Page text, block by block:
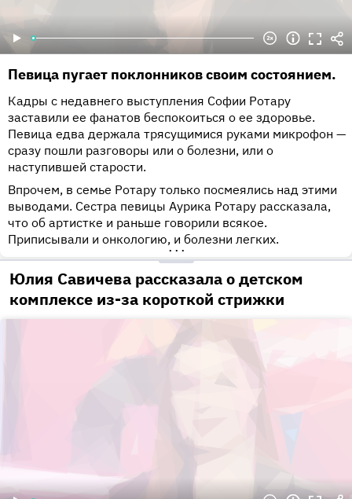
Певица пугает поклонников своим состоянием.
Кадры с недавнего выступления Софии Ротару
заставили ее фанатов беспокоиться о ее здоровье.
Певица едва держала трясущимися руками микрофон —
сразу пошли разговоры или о болезни, или о
наступившей старости.
Впрочем, в семье Ротару только посмеялись над этими
выводами. Сестра певицы Аурика Ротару рассказала,
что об артистке и раньше говорили всякое.
Приписывали и онкологию, и болезни легких.
•••
Юлия Савичева рассказала о детском
комплексе из-за короткой стрижки